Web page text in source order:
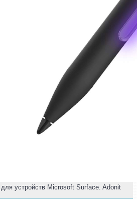
устройств Microsoft Surface. Adonit